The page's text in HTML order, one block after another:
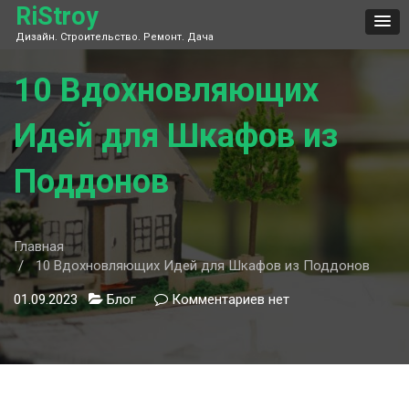
Skip
content
RiStroy
Дизайн. Строительство. Ремонт. Дача
10 Вдохновляющих
Идей для Шкафов из
Поддонов
Главная
10 Вдохновляющих Идей для Шкафов из Поддонов
01.09.2023 Блог Комментариев кнет